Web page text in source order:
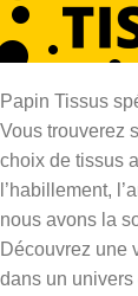
Papin Tissus
Vous trouverez
choix de tissus
l’habillement,
nous avons la
Découvrez une
dans un